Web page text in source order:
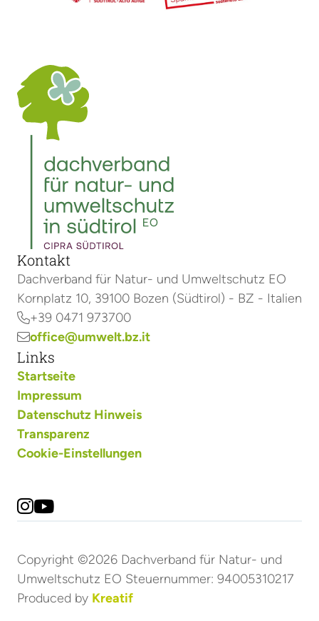
Kontakt
Dachverband für Natur- und Umweltschutz EO
Kornplatz 10, 39100 Bozen (Südtirol) - BZ - Italien
+39 0471 973700
office@umwelt.bz.it
Links
Startseite
Impressum
Datenschutz Hinweis
Transparenz
Cookie-Einstellungen

Copyright ©2026 Dachverband für Natur- und
Umweltschutz EO Steuernummer: 94005310217
Produced by Kreatif